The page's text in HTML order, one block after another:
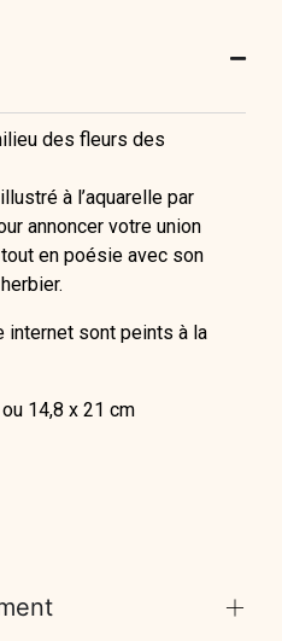
des fleurs des
à l’aquarelle par
annoncer votre union
en poésie avec son
internet sont peints à la
14,8 x 21 cm